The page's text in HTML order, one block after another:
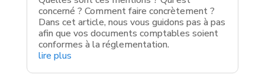
concerné ? Comment faire concrètement ?
Dans cet article, nous vous guidons pas à pas
afin que vos documents comptables soient
conformes à la réglementation.
lire plus